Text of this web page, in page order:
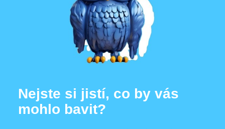
Nejste si jistí, co by vás
mohlo bavit?